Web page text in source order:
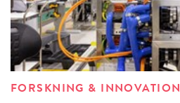
FORSKNING & INNOVATION